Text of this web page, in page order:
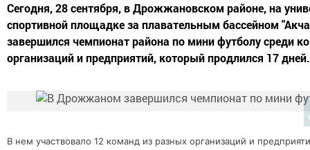
Сегодня, 28 сентября, в Дрожжановском районе, на
спортивной площадке за плавательным бассейном
завершился чемпионат района по мини футболу среди
организаций и предприятий, который продлился 17 дней.
В нем участвовало 12 команд из разных организаций и